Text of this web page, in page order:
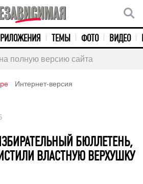
ПРИЛОЖЕНИЯ ТЕМЫ ФОТО ВИДЕО
полную версию сайта
Интернет-версия
БЮЛЛЕТЕНЬ,
ВЛАСТНУЮ ВЕРХУШКУ